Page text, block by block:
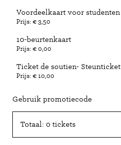
Voordeelkaart voor studenten
Prijs: € 3,50
10-beurtenkaart
Prijs: € 0,00
Ticket de soutien- Steunticket
Prijs: € 10,00
Gebruik promotiecode
Totaal: 0 tickets